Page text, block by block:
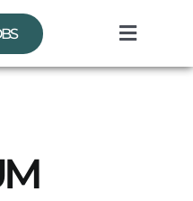
Toggle